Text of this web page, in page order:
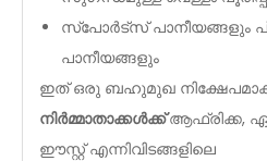
സ്പോർട്സ് പാനീയങ്ങളും
പാനീയങ്ങളും
ഇത് ഒരു ബഹുമുഖ
നിർമ്മാതാക്കൾക്ക്ആഫ്രിക്ക,
ഈസ്റ്റ് എന്നിവിടങ്ങളിലെ